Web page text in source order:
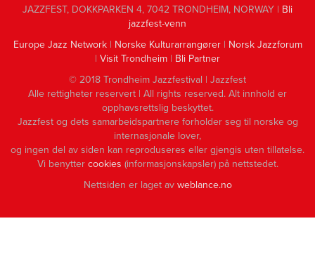
JAZZFEST, DOKKPARKEN 4, 7042 TRONDHEIM, NORWAY | Bli
jazzfest-venn
Europe Jazz Network| Norske Kulturarrangører| Norsk Jazzforum
| Visit Trondheim | Bli Partner
© 2018 Trondheim Jazzfestival | Jazzfest
Alle rettigheter reservert | All rights reserved. Alt innhold er
opphavsrettslig beskyttet.
Jazzfest og dets samarbeidspartnere forholder seg til norske og
internasjonale lover,
og ingen del av siden kan reproduseres eller gjengis uten tillatelse.
Vi benytter cookies (informasjonskapsler) på nettstedet.
Nettsiden er laget av weblance.no